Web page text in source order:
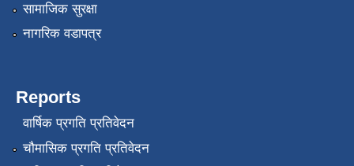
सामाजिक सुरक्षा
नागरिक वडापत्र
Reports
वार्षिक प्रगति प्रतिवेदन
चौमासिक प्रगति प्रतिवेदन